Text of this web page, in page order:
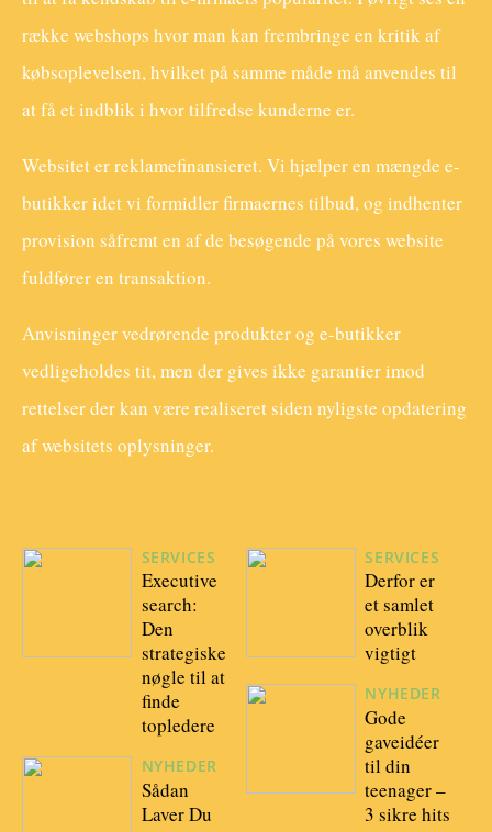
række webshops hvor man kan frembringe en kritik af
købsoplevelsen, hvilket på samme måde må anvendes til
at få et indblik i hvor tilfredse kunderne er.
Websitet er reklamefinansieret. Vi hjælper en mængde e-
butikker idet vi formidler firmaernes tilbud, og indhenter
provision såfremt en af de besøgende på vores website
fuldfører en transaktion.
Anvisninger vedrørende produkter og e-butikker
vedligeholdes tit, men der gives ikke garantier imod
rettelser der kan være realiseret siden nyligste opdatering
af websitets oplysninger.
SERVICES
Executive
search:
Den
strategiske
nøgle til at
finde
topledere
NYHEDER
Sådan
Laver Du
SERVICES
Derfor er
et samlet
overblik
vigtigt
NYHEDER
Gode
gaveidéer
til din
teenager –
3 sikre hits